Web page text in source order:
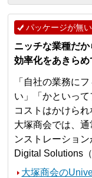
パッケージが無
ニッチな業種だ
効率化をあきらめ
「自社の業務に
い」「かといっ
コストはかけら
大塚商会では、
ンストレーショ
Digital Solutions
大塚商会の